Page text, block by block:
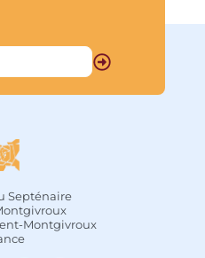
Septénaire
Montgivroux